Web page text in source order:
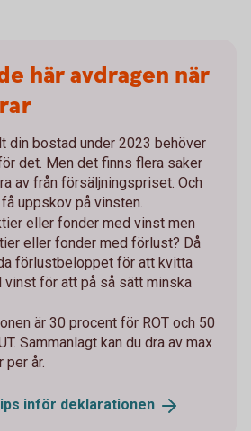
här avdragen när
din bostad under 2023 behöver
det. Men det finns flera saker
av från försäljningspriset. Och
uppskov på vinsten.
eller fonder med vinst men
eller fonder med förlust? Då
förlustbeloppet för att kvitta
vinst för att på så sätt minska
är 30 procent för ROT och 50
Sammanlagt kan du dra av max
per år.
inför deklarationen